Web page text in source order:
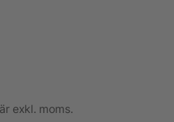
exkl. moms.